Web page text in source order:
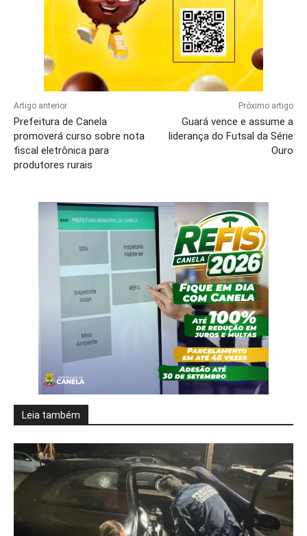
Artigo anterior
Prefeitura de Canela
promoverá curso sobre nota
fiscal eletrônica para
produtores rurais
Próximo artigo
Guará vence e assume a
liderança do Futsal da Série
Ouro
Leia também